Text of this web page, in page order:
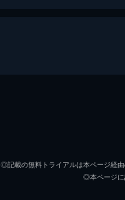
◎記載の無料トライアルは本ページ経由
◎本ページに